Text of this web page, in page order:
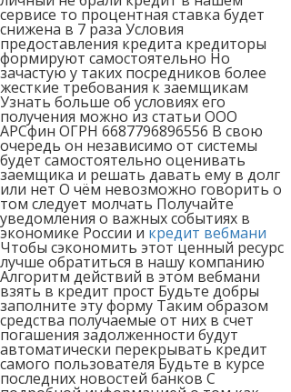
сервисе то процентная ставка будет
снижена в 7 раза Условия
предоставления кредита кредиторы
формируют самостоятельно Но
зачастую у таких посредников более
жесткие требования к заемщикам
Узнать больше об условиях его
получения можно из статьи ООО
АРСфин ОГРН 6687796896556 В свою
очередь он независимо от системы
будет самостоятельно оценивать
заемщика и решать давать ему в долг
или нет О чём невозможно говорить о
том следует молчать Получайте
уведомления о важных событиях в
экономике России и кредит вебмани
Чтобы сэкономить этот ценный ресурс
лучше обратиться в нашу компанию
Алгоритм действий в этом вебмани
взять в кредит прост Будьте добры
заполните эту форму Таким образом
средства получаемые от них в счет
погашения задолженности будут
автоматически перекрывать кредит
самого пользователя Будьте в курсе
последних новостей банков С